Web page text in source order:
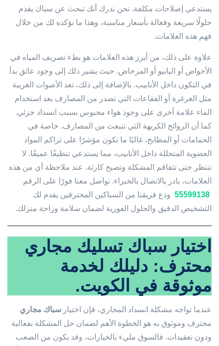
يستدعي إصلاحات مكلفة. نحن ندرك أنك تبحث عن سباك يقدم
حلولًا سريعة وفعالة بأسعار مناسبة، وهذا ما نؤكده لك من خلال
فهم هذه العلامات.
علاوة على ذلك، من أبرز هذه العلامات هو بطء تصريف المياه في
الأحواض أو البانيو أو المرحاض. حيث يشير ذلك إلى وجود عائق بدأ
في التكون داخل الأنابيب. بالإضافة إلى ذلك، تعد الأصوات الغريبة
مثل الغرغرة أو الفقاعات التي تصدر من المصارف بعد استخدام
الماء علامة أخرى على وجود هواء محبوس بسبب انسداد جزئي.
كما أن الروائح الكريهة التي تنبعث من المصارف. خاصة في
الحمامات أو المطابخ، غالبًا ما تكون مؤشرًا على تراكم المواد
العضوية المتحللة داخل الأنابيب، مما يستدعي تنظيفًا عميقًا. لا
تنتظر حتى تتفاقم المشكلة وتصبح كارثة. عند ملاحظة أي من هذه
العلامات، بادر بالاتصال بالخبراء. تواصل معنا فورًا على الرقم
55599138 ودع فريقنا من السباكين المحترفين يقدم لك
التشخيص الدقيق والحلول الفورية لضمان سلامة وراحة منزلك.
اختيار سباك تسليك مجاري
محترف: دليلك لخدمة
موثوقة في الكويت.
عندما تواجه مشكلة انسداد المجاري، فإن اختيار سباك مجاري
محترف وموثوق به هو الخطوة الأهم لضمان حل المشكلة بفعالية
ودون تعقيدات. فالسوق مليء بالخيارات، وقد يكون من الصعب